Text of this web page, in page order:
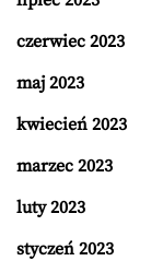
czerwiec 2023
maj 2023
kwiecień 2023
marzec 2023
luty 2023
styczeń 2023